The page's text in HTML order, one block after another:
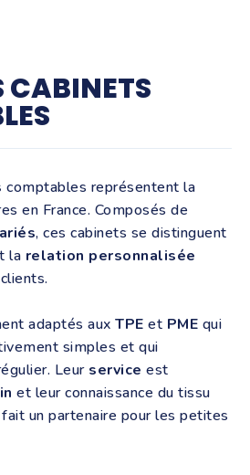
CABINETS
comptables représentent la
en France. Composés de
, ces cabinets se distinguent
la relation personnalisée
adaptés aux TPE et PME qui
simples et qui
Leur service est
et leur connaissance du tissu
un partenaire pour les petites